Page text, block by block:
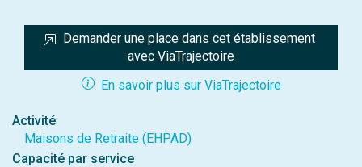
Demander une place dans cet établissement
avec ViaTrajectoire
En savoir plus sur ViaTrajectoire
Activité
Maisons de Retraite (EHPAD)
Capacité par service